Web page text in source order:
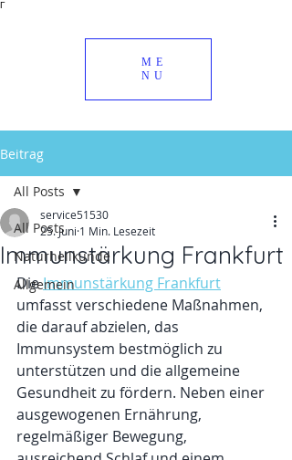
Γ
ME
NU
Beitrag
All Posts
Naturheilkunde
Allgemein
All Posts
Immunstärkung Frankfurt
service51530
25. Juni 1 Min. Lesezeit
Die Immunstärkung Frankfurt
umfasst verschiedene Maßnahmen,
die darauf abzielen, das
Immunsystem bestmöglich zu
unterstützen und die allgemeine
Gesundheit zu fördern. Neben einer
ausgewogenen Ernährung,
regelmäßiger Bewegung,